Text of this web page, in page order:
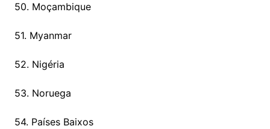
50. Moçambique
51. Myanmar
52. Nigéria
53. Noruega
54. Países Baixos